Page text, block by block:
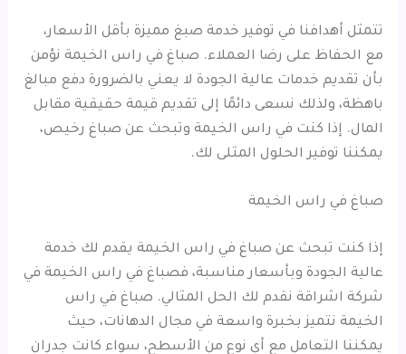
تتمثل أهدافنا في توفير خدمة صبغ مميزة بأقل الأسعار،
مع الحفاظ على رضا العملاء. صباغ في راس الخيمة نؤمن
بأن تقديم خدمات عالية الجودة لا يعني بالضرورة دفع مبالغ
باهظة، ولذلك نسعى دائمًا إلى تقديم قيمة حقيقية مقابل
المال. إذا كنت في راس الخيمة وتبحث عن صباغ رخيص،
يمكننا توفير الحلول المثلى لك.
صباغ في راس الخيمة
إذا كنت تبحث عن صباغ في راس الخيمة يقدم لك خدمة
عالية الجودة وبأسعار مناسبة، فصباغ في راس الخيمة في
شركة اشراقة نقدم لك الحل المثالي. صباغ في راس
الخيمة نتميز بخبرة واسعة في مجال الدهانات، حيث
يمكننا التعامل مع أي نوع من الأسطح، سواء كانت جدران